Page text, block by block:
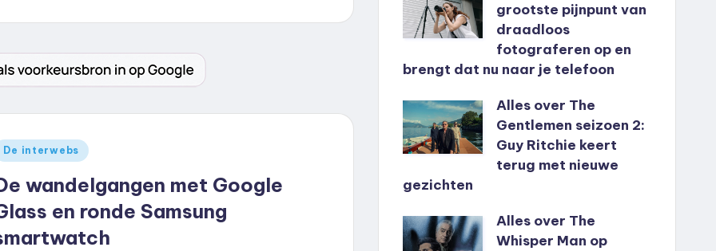
De interwebs
wandelgangen met Google
en ronde Samsung
grootste pijnpunt van
draadloos
fotograferen op en
brengt dat nu naar je telefoon
Alles over The
Gentlemen seizoen 2:
Guy Ritchie keert
terug met nieuwe
gezichten
Alles over The
Whisper Man op